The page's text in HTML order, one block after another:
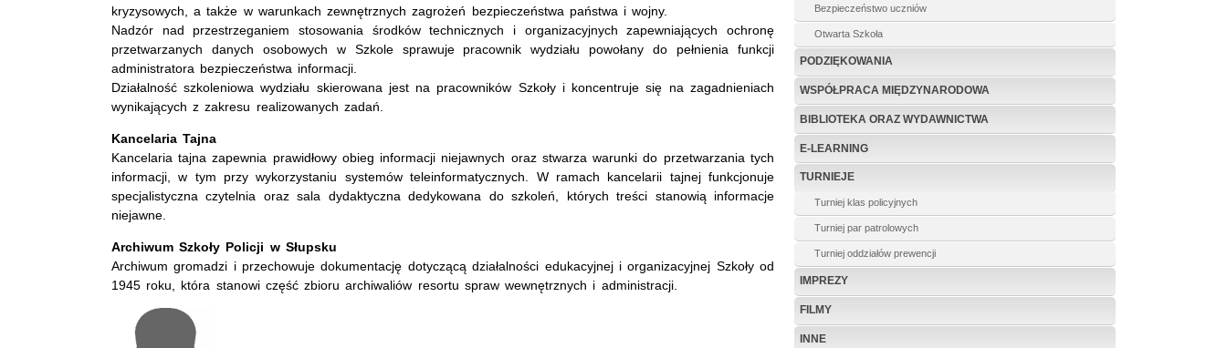
kryzysowych, a także w warunkach zewnętrznych zagrożeń bezpieczeństwa państwa i wojny.
Nadzór nad przestrzeganiem stosowania środków technicznych i organizacyjnych zapewniających ochronę
przetwarzanych danych osobowych w Szkole sprawuje pracownik wydziału powołany do pełnienia funkcji
administratora bezpieczeństwa informacji.
Działalność szkoleniowa wydziału skierowana jest na pracowników Szkoły i koncentruje się na zagadnieniach
wynikających z zakresu realizowanych zadań.
Kancelaria Tajna
Kancelaria tajna zapewnia prawidłowy obieg informacji niejawnych oraz stwarza warunki do przetwarzania tych
informacji, w tym przy wykorzystaniu systemów teleinformatycznych. W ramach kancelarii tajnej funkcjonuje
specjalistyczna czytelnia oraz sala dydaktyczna dedykowana do szkoleń, których treści stanowią informacje
niejawne.
Archiwum Szkoły Policji w Słupsku
Archiwum gromadzi i przechowuje dokumentację dotyczącą działalności edukacyjnej i organizacyjnej Szkoły od
1945 roku, która stanowi część zbioru archiwaliów resortu spraw wewnętrznych i administracji.
Bezpieczeństwo uczniów
Otwarta Szkoła
PODZIĘKOWANIA
WSPÓŁPRACA MIĘDZYNARODOWA
BIBLIOTEKA ORAZ WYDAWNICTWA
E-LEARNING
TURNIEJE
Turniej klas policyjnych
Turniej par patrolowych
Turniej oddziałów prewencji
IMPREZY
FILMY
INNE